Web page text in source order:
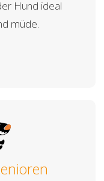
Hund ideal
müde.